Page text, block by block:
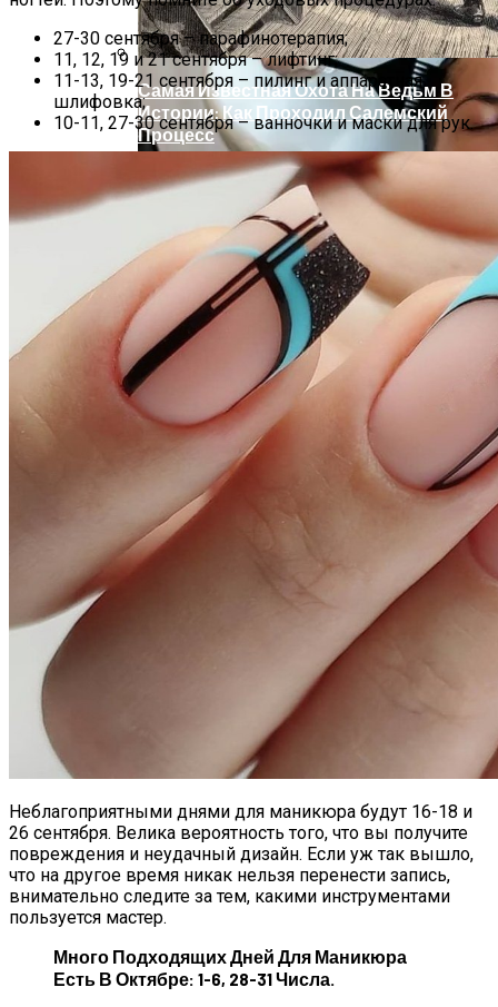
Лунный Календарь Окрашивания
Волос На Октябрь 2025 Года
Самая Известная Охота На Ведьм В
Истории: Как Проходил Салемский
Процесс
27-30 сентября – парафинотерапия;
11, 12, 19 и 21 сентября – лифтинг;
11-13, 19-21 сентября – пилинг и аппаратная
шлифовка;
10-11, 27-30 сентября – ванночки и маски для рук.
Неблагоприятными днями для маникюра будут 16-18 и
26 сентября. Велика вероятность того, что вы получите
повреждения и неудачный дизайн. Если уж так вышло,
что на другое время никак нельзя перенести запись,
внимательно следите за тем, какими инструментами
пользуется мастер.
Много Подходящих Дней Для Маникюра
Есть В Октябре: 1-6, 28-31 Числа.